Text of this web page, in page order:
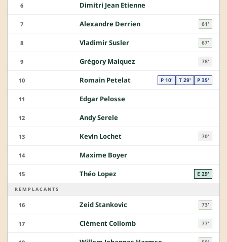
6 Dimitri Jean Etienne
7 Alexandre Derrien 61'
8 Vladimir Susler 67'
9 Grégory Maiquez 78'
10 Romain Petelat P 10' T 29' P 35'
11 Edgar Pelosse
12 Andy Serele
13 Kevin Lochet 70'
14 Maxime Boyer
15 Théo Lopez E 29'
REMPLACANTS
16 Zeid Stankovic 73'
17 Clément Collomb 77'